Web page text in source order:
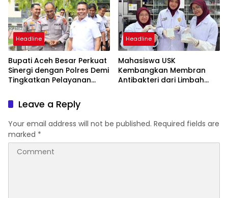
Headline
Bupati Aceh Besar Perkuat
Sinergi dengan Polres Demi
Tingkatkan Pelayanan
Headline
Mahasiswa USK
Kembangkan Membran
Antibakteri dari Limbah
Leave a Reply
Your email address will not be published. Required fields are
marked *